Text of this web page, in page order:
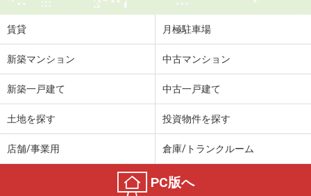
賃貸 月極駐車場
新築マンション 中古マンション
新築一戸建て 中古一戸建て
土地を探す 投資物件を探す
店舗/事業用 倉庫/トランクルーム
PC版へ